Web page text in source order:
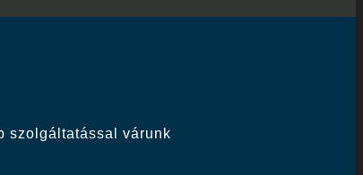
szolgáltatással várunk